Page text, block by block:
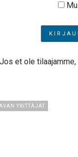
Jos et ole
YRITTÄJÄT